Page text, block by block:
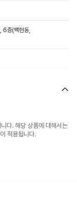
6층(백현동,
다. 해당 상품에 대해서는
적용됩니다.